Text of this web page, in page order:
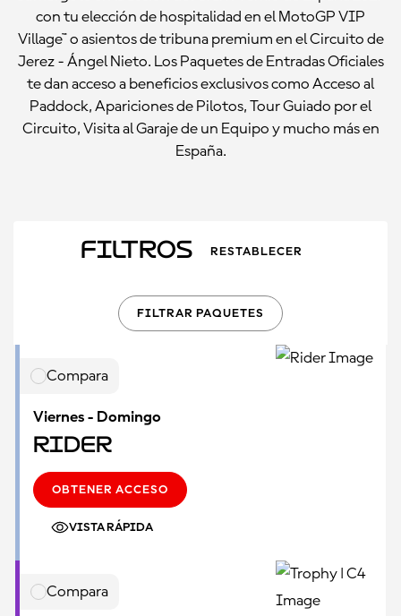
con tu elección de hospitalidad en el MotoGP VIP
Village™ o asientos de tribuna premium en el Circuito de
Jerez - Ángel Nieto. Los Paquetes de Entradas Oficiales
te dan acceso a beneficios exclusivos como Acceso al
Paddock, Apariciones de Pilotos, Tour Guiado por el
Circuito, Visita al Garaje de un Equipo y mucho más en
España.
Filtros RESTABLECER
FILTRAR PAQUETES
Compara
Viernes - Domingo
Rider
OBTENER ACCESO
VISTA RÁPIDA
Compara